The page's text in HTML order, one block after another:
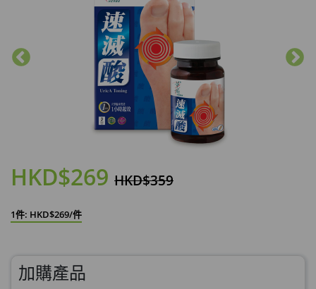
HKD$269 HKD$359
1件: HKD$269/件
加購產品